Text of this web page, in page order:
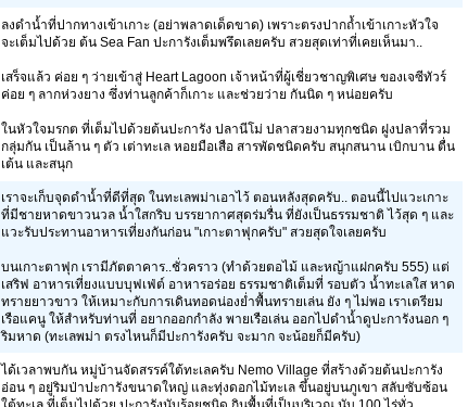
ลงดำน้ำที่ปากทางเข้าเกาะ (อย่าพลาดเด็ดขาด) เพราะตรงปากถ้ำเข้าเกาะหัวใจ
จะเต็มไปด้วย ต้น Sea Fan ปะการังเต็มพรึดเลยครับ สวยสุดเท่าที่เคยเห็นมา..
เสร็จแล้ว ค่อย ๆ ว่ายเข้าสู่ Heart Lagoon เจ้าหน้าที่ผู้เชี่ยวชาญพิเศษ ของเจซีทัวร์
ค่อย ๆ ลากห่วงยาง ซึ่งท่านลูกค้าก็เกาะ และช่วยว่าย กันนิด ๆ หน่อยครับ
ในหัวใจมรกต ที่เต็มไปด้วยต้นปะการัง ปลานีโม่ ปลาสวยงามทุกชนิด ฝูงปลาที่รวม
กลุ่มกัน เป็นล้าน ๆ ตัว เต่าทะเล หอยมือเสือ สารพัดชนิดครับ สนุกสนาน เบิกบาน ตื่น
เต้น และสนุก
เราจะเก็บจุดดำน้ำที่ดีที่สุด ในทะเลพม่าเอาไว้ ตอนหลังสุดครับ.. ตอนนี้ไปแวะเกาะ
ที่มีชายหาดขาวนวล น้ำใสกริบ บรรยากาศสุดร่มรื่น ที่ยังเป็นธรรมชาติ ไว้สุด ๆ และ
แวะรับประทานอาหารเที่ยงกันก่อน "เกาะตาฟุกครับ" สวยสุดใจเลยครับ
บนเกาะตาฟุก เรามีภัตตาคาร..ชั่วคราว (ทำด้วยตอไม้ และหญ้าแฝกครับ 555) แต่
เสริฟ อาหารเที่ยงแบบบุฟเฟ่ต์ อาหารอร่อย ธรรมชาติเต็มที่ รอบตัว น้ำทะเลใส หาด
ทรายยาวขาว ให้เหมาะกับการเดินทอดน่องย่ำพื้นทรายเล่น ยัง ๆ ไม่พอ เราเตรียม
เรือแคนู ให้สำหรับท่านที่ อยากออกกำลัง พายเรือเล่น ออกไปดำน้ำดูปะการังนอก ๆ
ริมหาด (ทะเลพม่า ตรงไหนก็มีปะการังครับ จะมาก จะน้อยก็มีครับ)
ได้เวลาพบกัน หมู่บ้านจัดสรรค์ใต้ทะเลครับ Nemo Village ที่สร้างด้วยต้นปะการัง
อ่อน ๆ อยู่ริมป่าปะการังขนาดใหญ่ และทุ่งดอกไม้ทะเล ขึ้นอยู่บนภูเขา สลับซับซ้อน